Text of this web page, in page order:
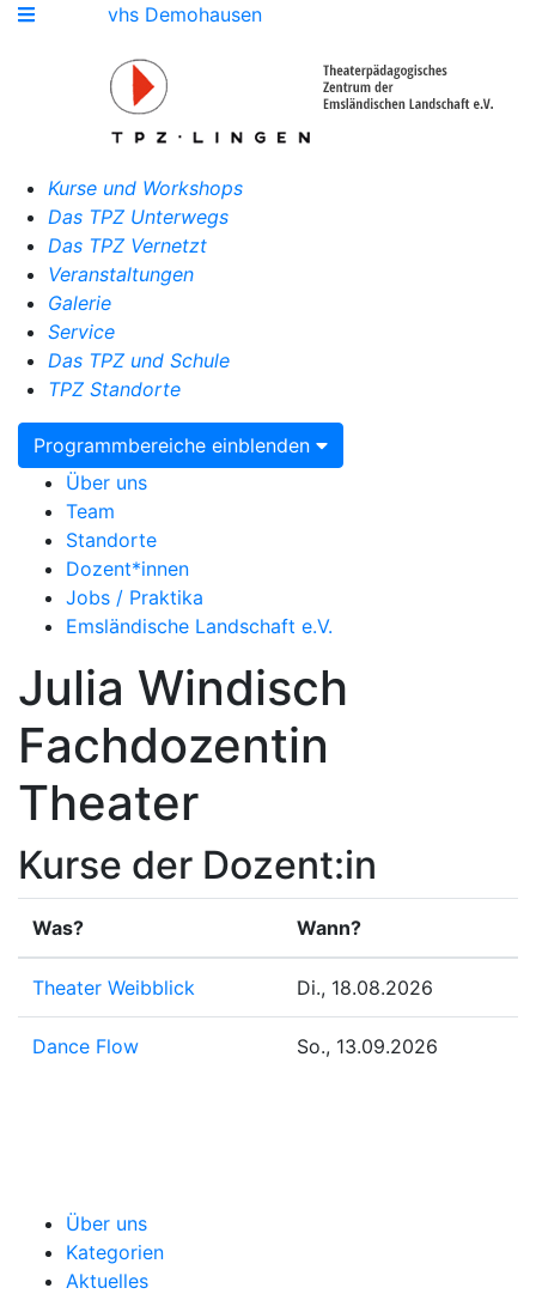
vhs Demohausen
Kurse und Workshops
Das TPZ Unterwegs
Das TPZ Vernetzt
Veranstaltungen
Galerie
Service
Das TPZ und Schule
TPZ Standorte
Programmbereiche einblenden
Über uns
Team
Standorte
Dozent*innen
Jobs / Praktika
Emsländische Landschaft e.V.
Julia Windisch
Fachdozentin
Theater
Kurse der Dozent:in
Was? Wann?
Theater Weibblick Di., 18.08.2026
Dance Flow So., 13.09.2026
Über uns
Kategorien
Aktuelles